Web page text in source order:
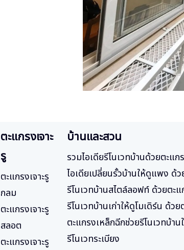
ตะแกรงเจาะ
รู
ตะแกรงเจาะรู
กลม
ตะแกรงเจาะรู
สลอต
ตะแกรงเจาะรู
บ้านและสวน
รวมไอเดียรีโนเวทบ้านด้วยตะแก
ไอเดียเปลี่ยนรั้วบ้านให้ดูแพง ด้ว
รีโนเวทบ้านสไตล์ลอฟท์ ด้วยตะ
รีโนเวทบ้านเก่าให้ดูโมเดิร์น ด้ว
ตะแกรงเหล็กฉีกช่วยรีโนเวทบ้าน
รีโนเวทระเบียง